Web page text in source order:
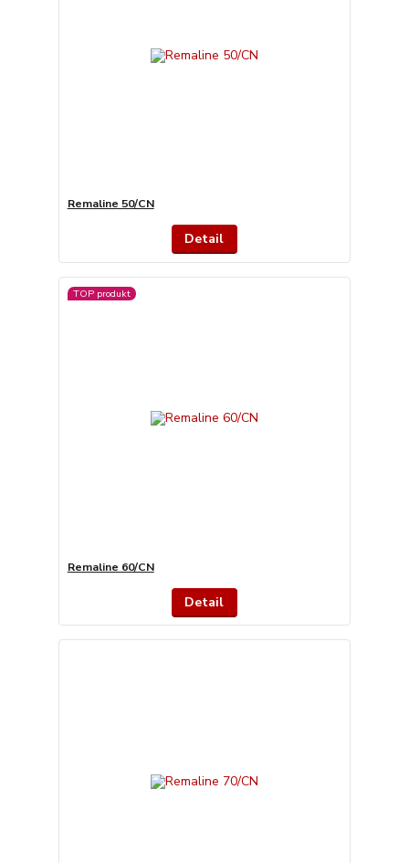
Remaline 50/CN
Detail
TOP produkt
Remaline 60/CN
Detail